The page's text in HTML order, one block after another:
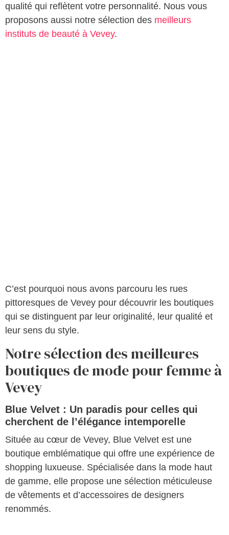
qualité qui reflètent votre personnalité. Nous vous
proposons aussi notre sélection des meilleurs
instituts de beauté à Vevey.
C’est pourquoi nous avons parcouru les rues
pittoresques de Vevey pour découvrir les boutiques
qui se distinguent par leur originalité, leur qualité et
leur sens du style.
Notre sélection des meilleures
boutiques de mode pour femme à
Vevey
Blue Velvet : Un paradis pour celles qui
cherchent de l’élégance intemporelle
Située au cœur de Vevey, Blue Velvet est une
boutique emblématique qui offre une expérience de
shopping luxueuse. Spécialisée dans la mode haut
de gamme, elle propose une sélection méticuleuse
de vêtements et d’accessoires de designers
renommés.